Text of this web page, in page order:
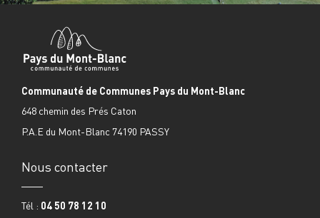
Communauté de Communes Pays du Mont-Blanc
648 chemin des Prés Caton
P.A.E du Mont-Blanc 74190 PASSY
Nous contacter
Tél : 04 50 78 12 10